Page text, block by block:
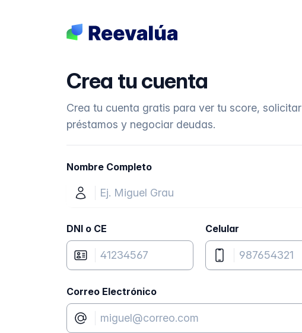
Crea tu cuenta
Crea tu cuenta gratis para ver tu score, solicitar
préstamos y negociar deudas.
Nombre Completo
DNI o CE Celular
Correo Electrónico